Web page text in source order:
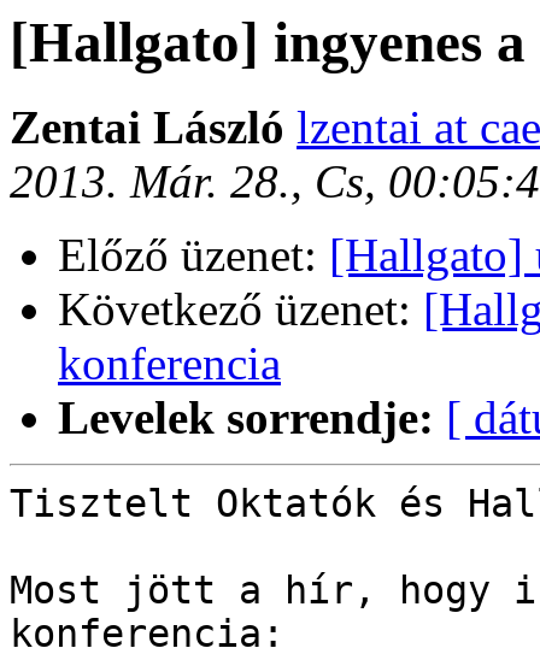
[Hallgato] ingyenes
Zentai László lzentai at
2013. Már. 28., Cs,
Előző üzenet: [Hallgato]
Következő üzenet:
konferencia
Levelek sorrendje: [
Tisztelt Oktatók és
Most jött a hír, hogy